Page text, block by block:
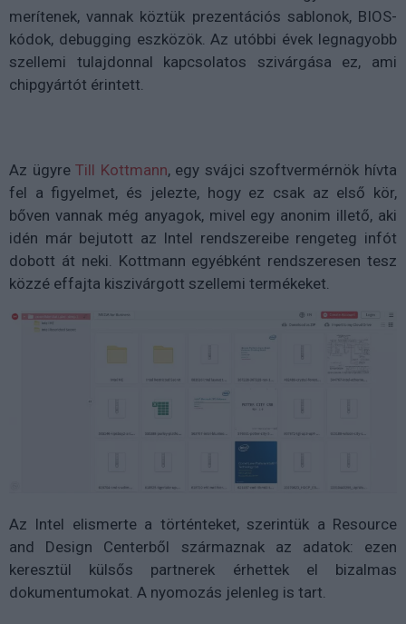
merítenek, vannak köztük prezentációs sablonok, BIOS-
kódok, debugging eszközök. Az utóbbi évek legnagyobb
szellemi tulajdonnal kapcsolatos szivárgása ez, ami
chipgyártót érintett.
Az ügyreTill Kottmann, egy svájci szoftvermérnök hívta
fel a figyelmet, és jelezte, hogy ez csak az első kör,
bőven vannak még anyagok, mivel egy anonim illető, aki
idén már bejutott az Intel rendszereibe rengeteg infót
dobott át neki. Kottmann egyébként rendszeresen tesz
közzé effajta kiszivárgott szellemi termékeket.
Az Intel elismerte a történteket, szerintük a Resource
and Design Centerből származnak az adatok: ezen
keresztül külsős partnerek érhettek el bizalmas
dokumentumokat. A nyomozás jelenleg is tart.